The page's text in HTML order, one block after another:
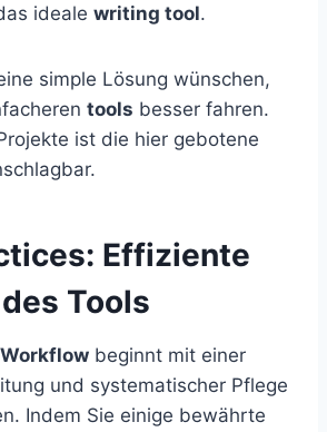
ideale writing tool.
simple Lösung wünschen,
tools besser fahren.
ist die hier gebotene
Effiziente
Tools
Workflow beginnt mit einer
und systematischer Pflege
Indem Sie einige bewährte